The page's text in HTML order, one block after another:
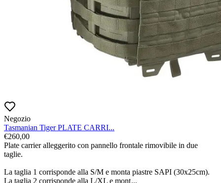
Negozio
Tasmanian Tiger PLATE CARRI...
€260,00
Plate carrier alleggerito con pannello frontale rimovibile in due
taglie.
La taglia 1 corrisponde alla S/M e monta piastre SAPI (30x25cm).
La taglia 2 corrisponde alla L/XL e mont...